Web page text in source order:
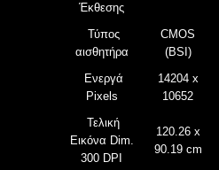
Έκθεσης
Τύπος
αισθητήρα
CMOS
(BSI)
Ενεργά
Pixels
14204 x
10652
Τελική
Εικόνα Dim.
300 DPI
120.26 x
90.19 cm